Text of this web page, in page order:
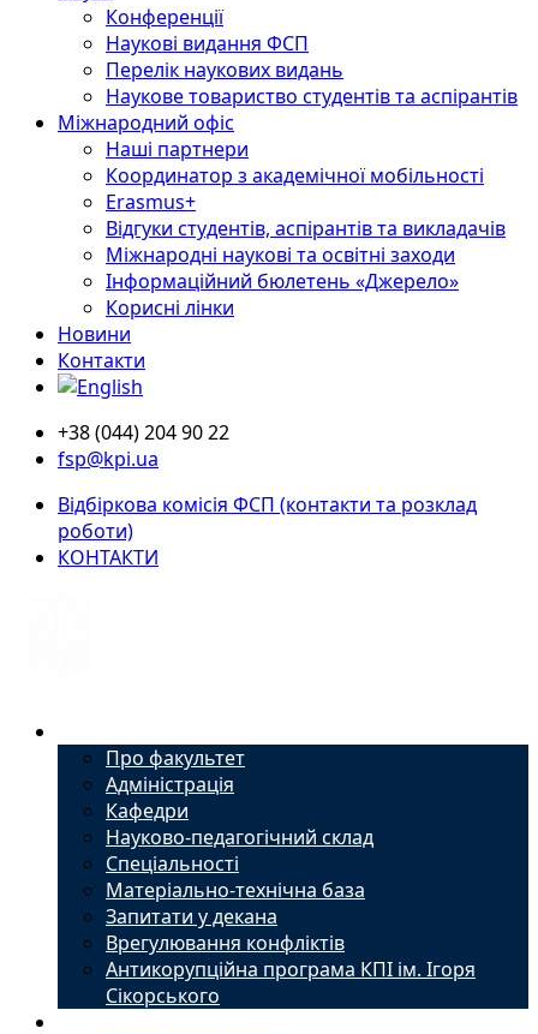
Конференції
Наукові видання ФСП
Перелік наукових видань
Наукове товариство студентів та аспірантів
Міжнародний офіс
Наші партнери
Координатор з академічної мобільності
Erasmus+
Відгуки студентів, аспірантів та викладачів
Міжнародні наукові та освітні заходи
Інформаційний бюлетень «Джерело»
Корисні лінки
Новини
Контакти
+38 (044) 204 90 22
fsp@kpi.ua
Відбіркова комісія ФСП (контакти та розклад
роботи)
КОНТАКТИ
Про факультет
Адміністрація
Кафедри
Науково-педагогічний склад
Спеціальності
Матеріально-технічна база
Запитати у декана
Врегулювання конфліктів
Антикорупційна програма КПІ ім. Ігоря
Сікорського